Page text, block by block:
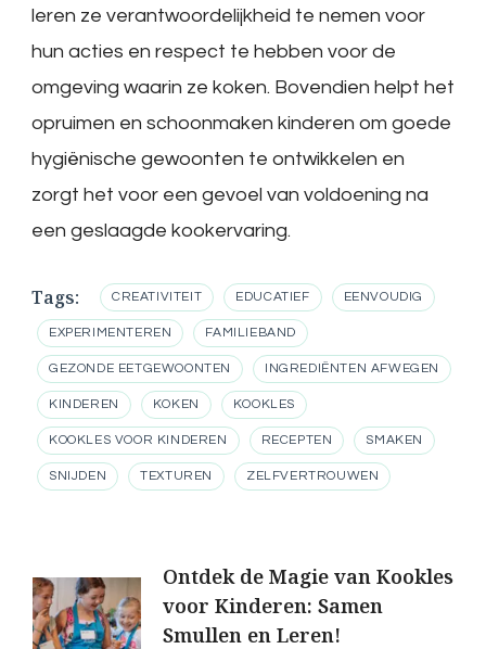
leren ze verantwoordelijkheid te nemen voor
hun acties en respect te hebben voor de
omgeving waarin ze koken. Bovendien helpt het
opruimen en schoonmaken kinderen om goede
hygiënische gewoonten te ontwikkelen en
zorgt het voor een gevoel van voldoening na
een geslaagde kookervaring.
Tags: CREATIVITEIT EDUCATIEF EENVOUDIG
EXPERIMENTEREN FAMILIEBAND
GEZONDE EETGEWOONTEN INGREDIËNTEN AFWEGEN
KINDEREN KOKEN KOOKLES
KOOKLES VOOR KINDEREN RECEPTEN SMAKEN
SNIJDEN TEXTUREN ZELFVERTROUWEN
Berichtnavigatie
Ontdek de Magie van Kookles
voor Kinderen: Samen
Smullen en Leren!